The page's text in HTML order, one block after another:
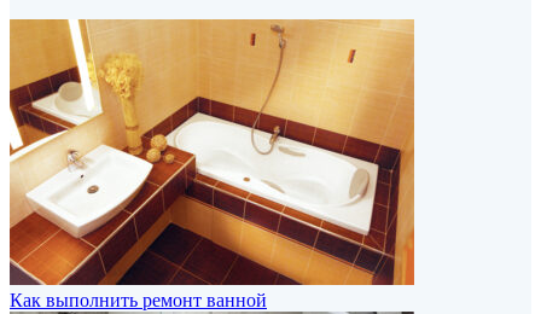
Как выполнить ремонт ванной